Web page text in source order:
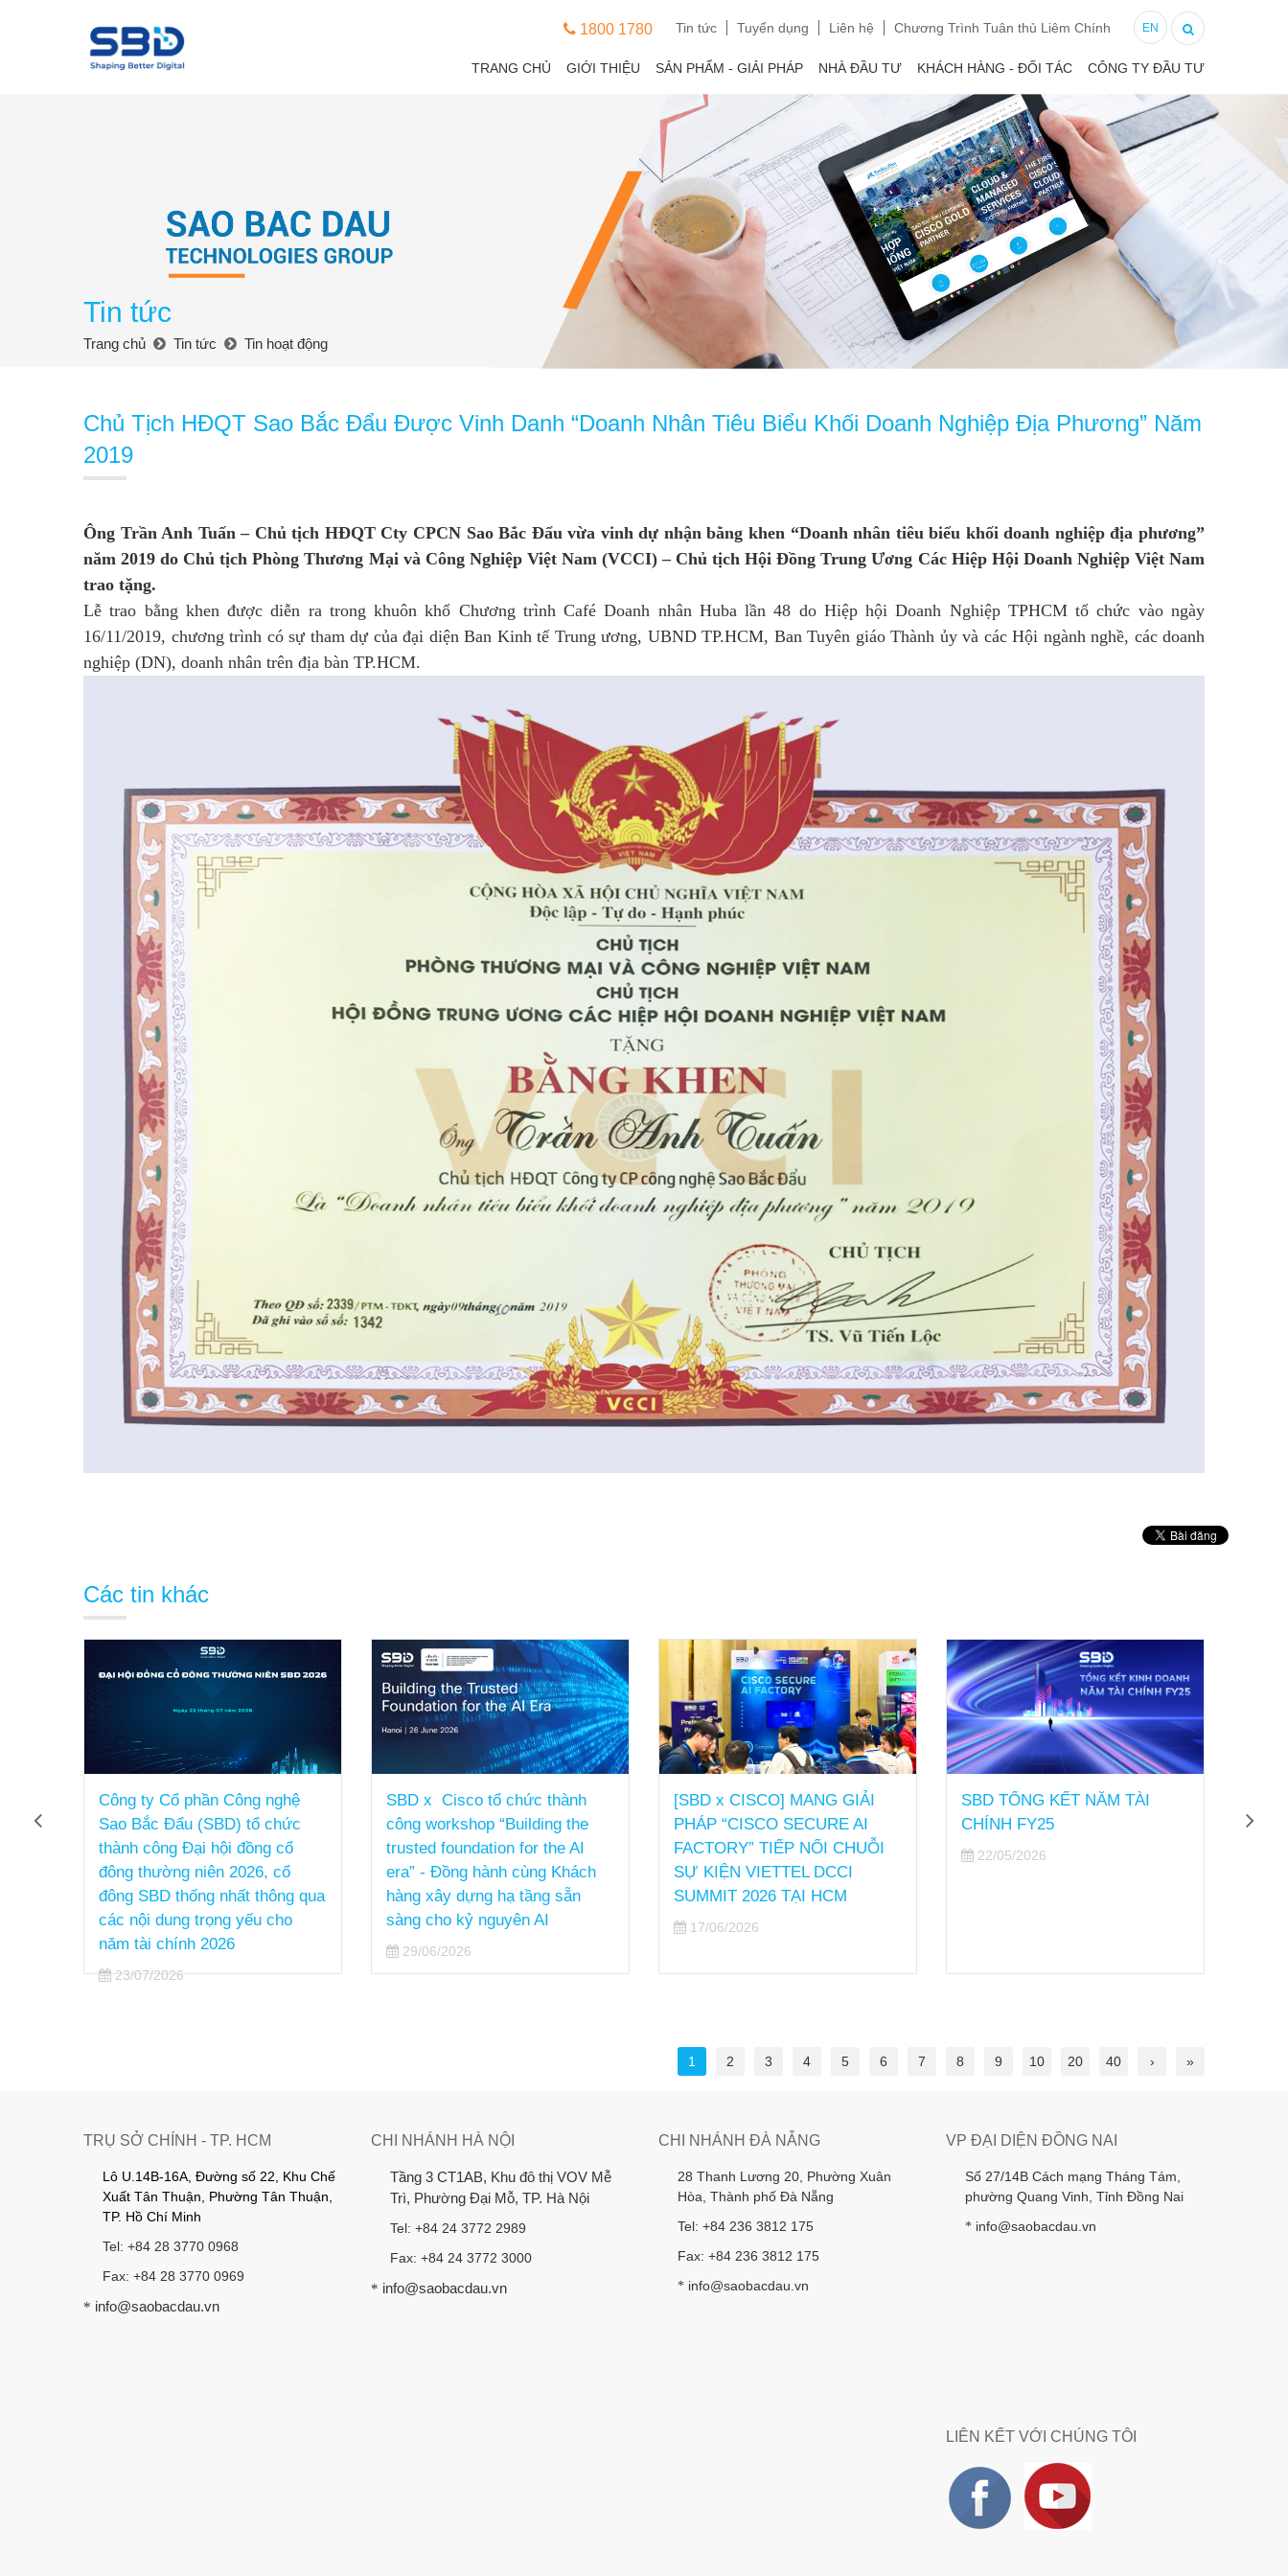
1800 1780 Tin tức Tuyển dụng Liên hệ Chương Trình Tuân thủ Liêm Chính EN
TRANG CHỦ GIỚI THIỆU SẢN PHẨM - GIẢI PHÁP NHÀ ĐẦU TƯ KHÁCH HÀNG - ĐỐI TÁC CÔNG TY ĐẦU TƯ
Tin tức
Trang chủ Tin tức Tin hoạt động
Chủ Tịch HĐQT Sao Bắc Đẩu Được Vinh Danh “Doanh Nhân Tiêu Biểu Khối Doanh Nghiệp Địa Phương” Năm
2019
Ông Trần Anh Tuấn – Chủ tịch HĐQT Cty CPCN Sao Bắc Đẩu vừa vinh dự nhận bằng khen “Doanh nhân tiêu biểu khối doanh nghiệp địa phương”
năm 2019 do Chủ tịch Phòng Thương Mại và Công Nghiệp Việt Nam (VCCI) – Chủ tịch Hội Đồng Trung Ương Các Hiệp Hội Doanh Nghiệp Việt Nam
trao tặng.
Lễ trao bằng khen được diễn ra trong khuôn khổ Chương trình Café Doanh nhân Huba lần 48 do Hiệp hội Doanh Nghiệp TPHCM tổ chức vào ngày
16/11/2019, chương trình có sự tham dự của đại diện Ban Kinh tế Trung ương, UBND TP.HCM, Ban Tuyên giáo Thành ủy và các Hội ngành nghề, các doanh
nghiệp (DN), doanh nhân trên địa bàn TP.HCM.
Các tin khác
Công ty Cổ phần Công nghệ
Sao Bắc Đẩu (SBD) tổ chức
thành công Đại hội đồng cổ
đông thường niên 2026, cổ
đông SBD thống nhất thông qua
các nội dung trọng yếu cho
năm tài chính 2026
23/07/2026
SBD x Cisco tổ chức thành
công workshop “Building the
trusted foundation for the AI
era” - Đồng hành cùng Khách
hàng xây dựng hạ tầng sẵn
sàng cho kỷ nguyên AI
29/06/2026
[SBD x CISCO] MANG GIẢI
PHÁP “CISCO SECURE AI
FACTORY” TIẾP NỐI CHUỖI
SỰ KIỆN VIETTEL DCCI
SUMMIT 2026 TẠI HCM
17/06/2026
SBD TỔNG KẾT NĂM TÀI
CHÍNH FY25
22/05/2026
nghỉ
1 2 3 4 5 6 7 8 9 10 20 40 › »
TRỤ SỞ CHÍNH - TP. HCM
Lô U.14B-16A, Đường số 22, Khu Chế
Xuất Tân Thuận, Phường Tân Thuận,
TP. Hồ Chí Minh
Tel: +84 28 3770 0968
Fax: +84 28 3770 0969
* info@saobacdau.vn
CHI NHÁNH HÀ NỘI
Tầng 3 CT1AB, Khu đô thị VOV Mễ
Trì, Phường Đại Mỗ, TP. Hà Nội
Tel: +84 24 3772 2989
Fax: +84 24 3772 3000
* info@saobacdau.vn
CHI NHÁNH ĐÀ NẴNG
28 Thanh Lương 20, Phường Xuân
Hòa, Thành phố Đà Nẵng
Tel: +84 236 3812 175
Fax: +84 236 3812 175
* info@saobacdau.vn
VP ĐẠI DIỆN ĐỒNG NAI
Số 27/14B Cách mạng Tháng Tám,
phường Quang Vinh, Tỉnh Đồng Nai
* info@saobacdau.vn
LIÊN KẾT VỚI CHÚNG TÔI